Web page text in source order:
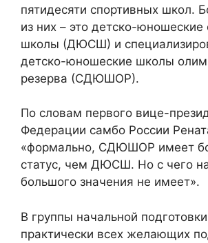
пятидесяти спортивных школ.
из них – это детско-юношеские
школы (ДЮСШ) и
детско-юношеские школы
резерва (СДЮШОР).
По словам первого вице-
Федерации самбо России
«формально, СДЮШОР имеет
статус, чем ДЮСШ. Но с чего
большого значения не имеет».
В группы начальной
практически всех желающих